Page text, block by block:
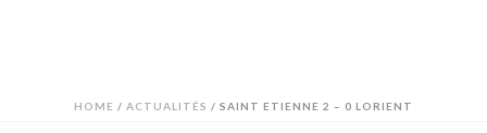
HOME / ACTUALITÉS / SAINT ETIENNE 2 – 0 LORIENT